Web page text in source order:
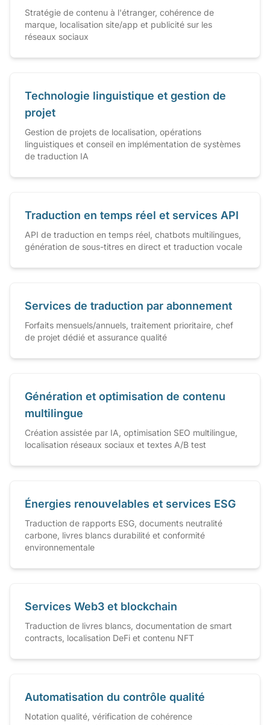
Stratégie de contenu à l'étranger, cohérence de
marque, localisation site/app et publicité sur les
réseaux sociaux
Technologie linguistique et gestion de
projet
Gestion de projets de localisation, opérations
linguistiques et conseil en implémentation de systèmes
de traduction IA
Traduction en temps réel et services API
API de traduction en temps réel, chatbots multilingues,
génération de sous-titres en direct et traduction vocale
Services de traduction par abonnement
Forfaits mensuels/annuels, traitement prioritaire, chef
de projet dédié et assurance qualité
Génération et optimisation de contenu
multilingue
Création assistée par IA, optimisation SEO multilingue,
localisation réseaux sociaux et textes A/B test
Énergies renouvelables et services ESG
Traduction de rapports ESG, documents neutralité
carbone, livres blancs durabilité et conformité
environnementale
Services Web3 et blockchain
Traduction de livres blancs, documentation de smart
contracts, localisation DeFi et contenu NFT
Automatisation du contrôle qualité
Notation qualité, vérification de cohérence